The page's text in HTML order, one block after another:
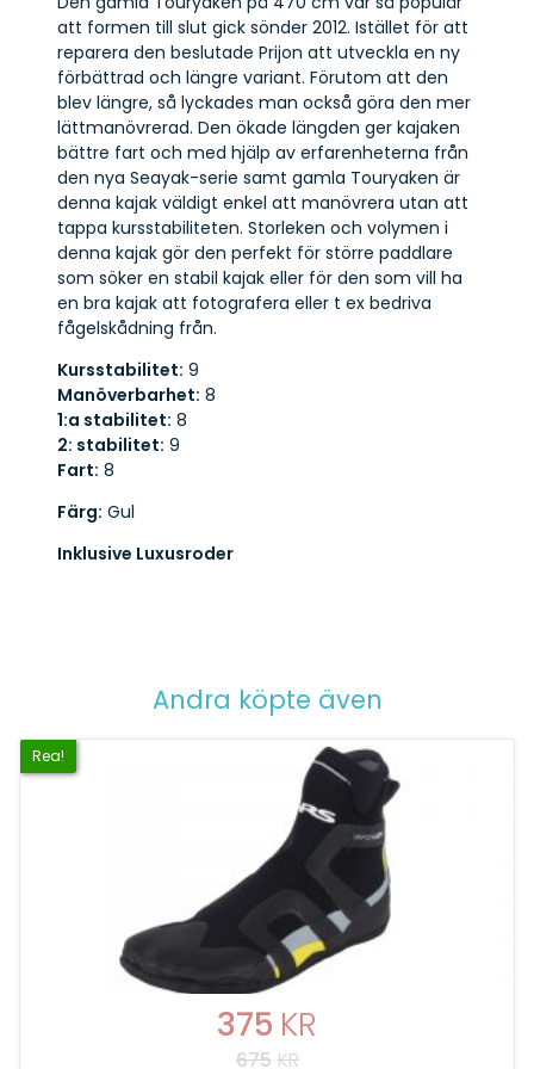
att formen till slut gick sönder 2012. Istället för att
reparera den beslutade Prijon att utveckla en ny
förbättrad och längre variant. Förutom att den
blev längre, så lyckades man också göra den mer
lättmanövrerad. Den ökade längden ger kajaken
bättre fart och med hjälp av erfarenheterna från
den nya Seayak-serie samt gamla Touryaken är
denna kajak väldigt enkel att manövrera utan att
tappa kursstabiliteten. Storleken och volymen i
denna kajak gör den perfekt för större paddlare
som söker en stabil kajak eller för den som vill ha
en bra kajak att fotografera eller t ex bedriva
fågelskådning från.
Kursstabilitet: 9
Manöverbarhet: 8
1:a stabilitet: 8
2: stabilitet: 9
Fart: 8
Färg: Gul
Inklusive Luxusroder
Andra köpte även
Rea!
675 KR
375 KR